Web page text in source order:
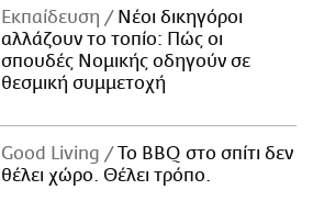
Εκπαίδευση
Νέοι δικηγόροι
αλλάζουν το τοπίο: Πώς οι
σπουδές Νομικής οδηγούν σε
θεσμική συμμετοχή
Good Living
Το BBQ στο σπίτι δεν
θέλει χώρο. Θέλει τρόπο.